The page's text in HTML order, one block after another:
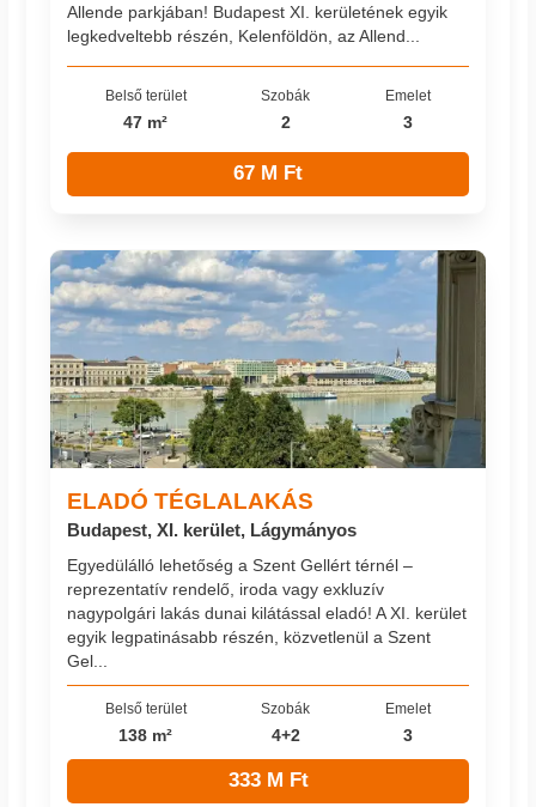
Allende parkjában! Budapest XI. kerületének egyik
legkedveltebb részén, Kelenföldön, az Allend...
Belső terület
47 m²
Szobák
2
Emelet
3
67 M Ft
ELADÓ TÉGLALAKÁS
Budapest, XI. kerület, Lágymányos
Egyedülálló lehetőség a Szent Gellért térnél –
reprezentatív rendelő, iroda vagy exkluzív
nagypolgári lakás dunai kilátással eladó! A XI. kerület
egyik legpatinásabb részén, közvetlenül a Szent
Gel...
Belső terület
138 m²
Szobák
4+2
Emelet
3
333 M Ft